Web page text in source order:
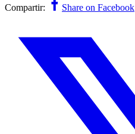
Compartir:
Share on Facebook